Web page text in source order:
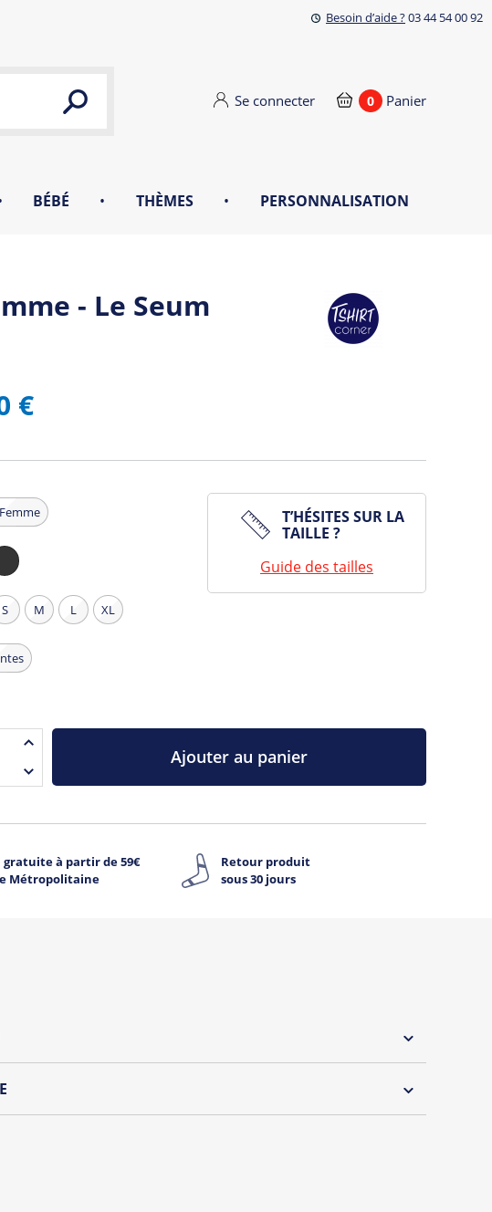
Besoin d’aide ?03 44 54 00 92
Se connecter 0 Panier
BÉBÉ • THÈMES • PERSONNALISATION
- Le Seum
€
S M L XL
T’HÉSITES SUR LA
TAILLE ?
Guide des tailles
Ajouter au panier
gratuite à partir de 59€
Métropolitaine
Retour produit
sous 30 jours